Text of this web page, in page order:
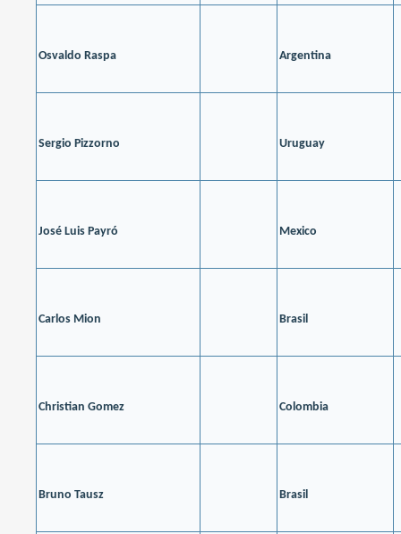
Osvaldo Raspa Argentina
Sergio Pizzorno Uruguay
José Luis Payró Mexico
Carlos Mion Brasil
Christian Gomez Colombia
Bruno Tausz Brasil